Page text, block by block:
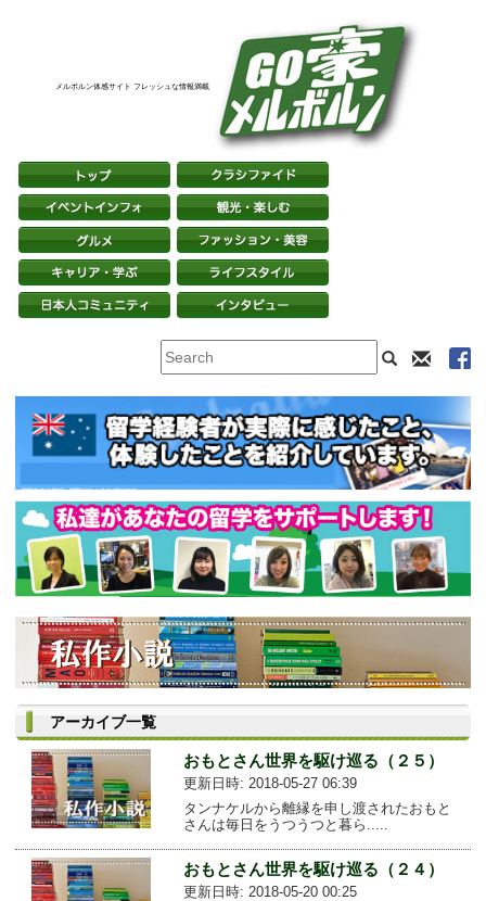
メルボルン体感サイト フレッシュな情報満載
アーカイブ一覧
おもとさん世界を駆け巡る（２５）
更新日時: 2018-05-27 06:39
タンナケルから離縁を申し渡されたおもと
さんは毎日をうつうつと暮ら.....
おもとさん世界を駆け巡る（２４）
更新日時: 2018-05-20 00:25